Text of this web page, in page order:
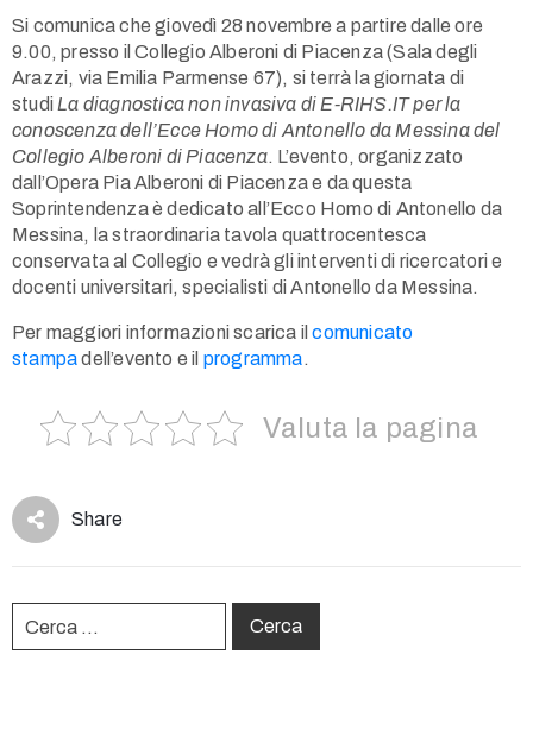
Privacy
Policy
Terms
Use
Si comunica che giovedì 28 novembre a partire dalle ore
9.00, presso il Collegio Alberoni di Piacenza (Sala degli
Arazzi, via Emilia Parmense 67), si terrà la giornata di
studi La diagnostica non invasiva di E-RIHS.IT per la
conoscenza dell’Ecce Homo di Antonello da Messina del
Collegio Alberoni di Piacenza. L’evento, organizzato
dall’Opera Pia Alberoni di Piacenza e da questa
Soprintendenza è dedicato all’Ecco Homo di Antonello da
Messina, la straordinaria tavola quattrocentesca
conservata al Collegio e vedrà gli interventi di ricercatori e
docenti universitari, specialisti di Antonello da Messina.
Per maggiori informazioni scarica ilcomunicato
stampadell’evento e il programma.
Valuta la pagina
Share